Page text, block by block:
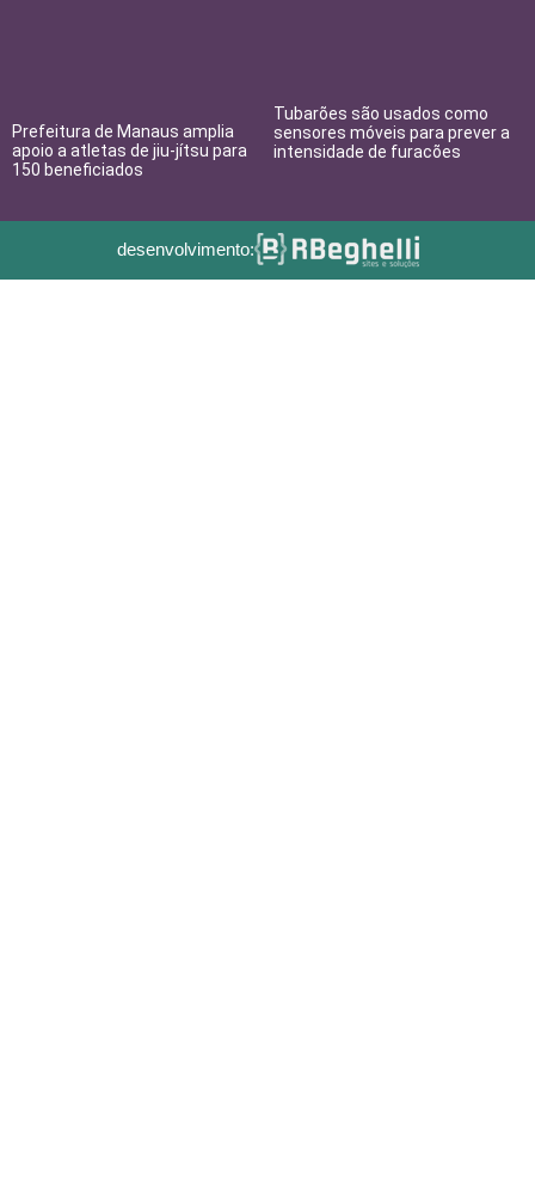
Prefeitura de Manaus amplia
apoio a atletas de jiu-jítsu para
150 beneficiados
Tubarões são usados como
sensores móveis para prever a
intensidade de furacões
desenvolvimento: